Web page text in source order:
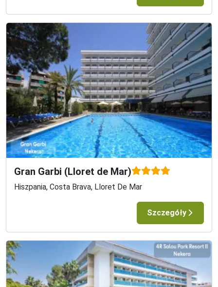
Gran Garbi (Lloret de Mar)
Hiszpania, Costa Brava, Lloret De Mar
Szczegóły